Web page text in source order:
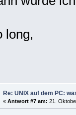
long,
Re: UNIX auf dem PC:
« Antwort #7 am: 21.